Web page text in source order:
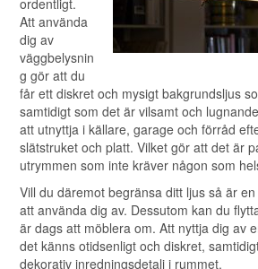
ordentligt.
Att använda
dig av
väggbelysnin
g gör att du
får ett diskret och mysigt bakgrundsljus
samtidigt som det är vilsamt och
att utnyttja i källare, garage och förråd
slätstruket och platt. Vilket gör att det är
utrymmen som inte kräver någon som
Vill du däremot begränsa ditt ljus så är
att använda dig av. Dessutom kan du
är dags att möblera om. Att nyttja dig av
det känns otidsenligt och diskret,
dekorativ inredningsdetalj i rummet.